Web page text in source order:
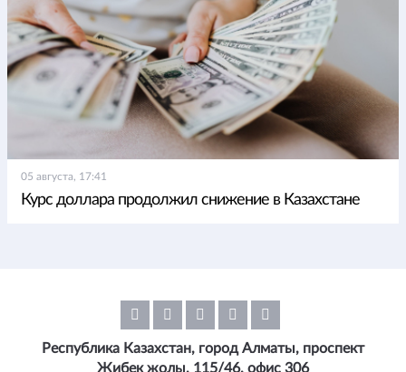
05 августа, 17:41
Курс доллара продолжил снижение в Казахстане
Республика Казахстан, город Алматы, проспект
Жибек жолы, 115/46, офис 306